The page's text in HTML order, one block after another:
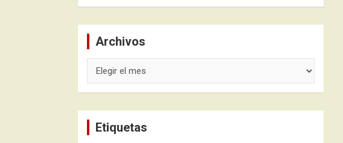
Archivos
Etiquetas